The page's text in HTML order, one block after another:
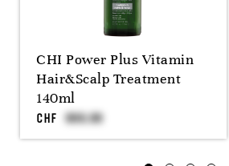
CHI Power Plus Vitamin
Hair&Scalp Treatment
140ml
CHF